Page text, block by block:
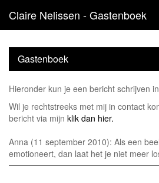
Claire Nelissen - Gastenboek
Gastenboek
Hieronder kun je een bericht schrijven
Wil je rechtstreeks met mij in contact
bericht via mijn klik dan hier.
Anna (11 september 2010): Als een
emotioneert, dan laat het je niet meer